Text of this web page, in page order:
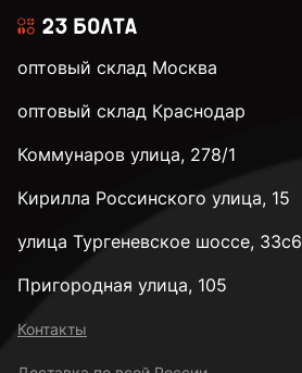
оптовый склад Москва
оптовый склад Краснодар
Коммунаров улица, 278/1
Кирилла Россинского улица, 15
улица Тургеневское шоссе, 33с6
Пригородная улица, 105
Контакты